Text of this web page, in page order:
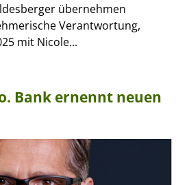
übernehmen
Verantwortung,
mit Nicole...
Bank ernennt neuen